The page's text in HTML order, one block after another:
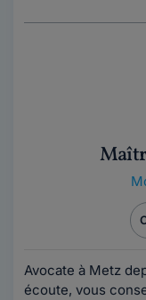
Avocate à Metz
écoute, vous